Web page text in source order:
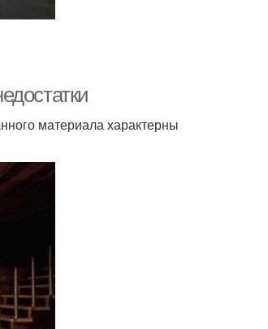
материала характерны